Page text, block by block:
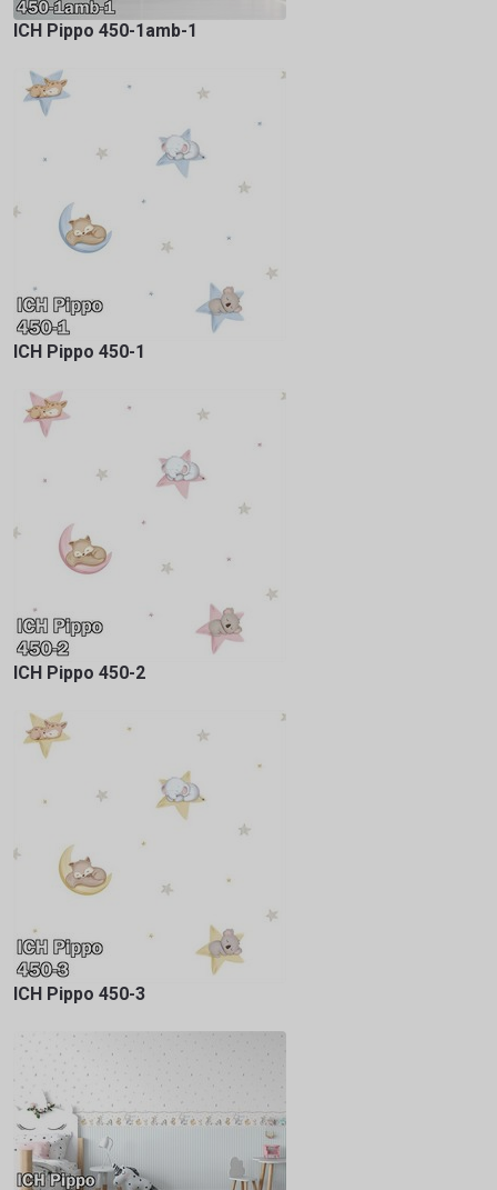
ICH Pippo 450-1amb-1
ICH Pippo 450-1
ICH Pippo 450-2
ICH Pippo 450-3